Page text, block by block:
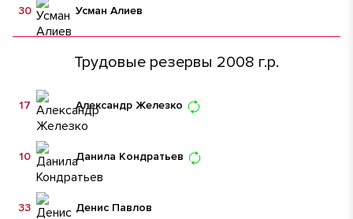
Усман Алиев
30
Трудовые резервы 2008 г.р.
Александр Железко
17
Данила Кондратьев
10
Денис Павлов
33